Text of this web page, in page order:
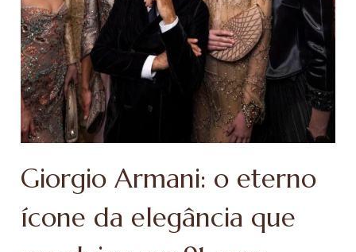
Giorgio Armani: o eterno
ícone da elegância que